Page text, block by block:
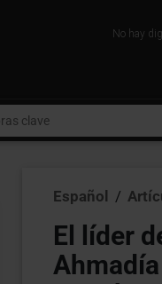
No hay
Español /
El líder